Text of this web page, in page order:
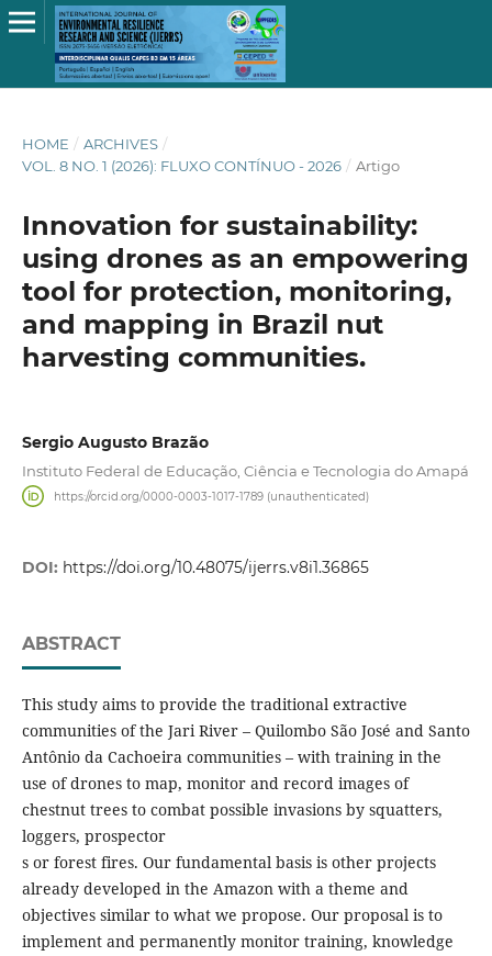
HOME / ARCHIVES /
VOL. 8 NO. 1 (2026): FLUXO CONTÍNUO - 2026 / Artigo
Innovation for sustainability:
using drones as an empowering
tool for protection, monitoring,
and mapping in Brazil nut
harvesting communities.
Sergio Augusto Brazão
Instituto Federal de Educação, Ciência e Tecnologia do Amapá
https://orcid.org/0000-0003-1017-1789 (unauthenticated)
DOI: https://doi.org/10.48075/ijerrs.v8i1.36865
ABSTRACT
This study aims to provide the traditional extractive
communities of the Jari River – Quilombo São José and Santo
Antônio da Cachoeira communities – with training in the
use of drones to map, monitor and record images of
chestnut trees to combat possible invasions by squatters,
loggers, prospector
s or forest fires. Our fundamental basis is other projects
already developed in the Amazon with a theme and
objectives similar to what we propose. Our proposal is to
implement and permanently monitor training, knowledge